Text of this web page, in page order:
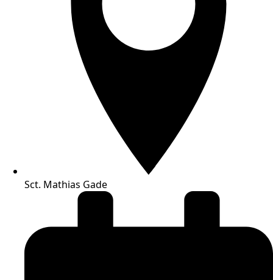
Sct. Mathias Gade